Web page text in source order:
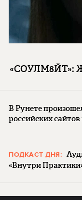
«СОУЛМ8ЙТ»:
В Рунете
российских
ПОДКАСТ ДНЯ:
«Внутри